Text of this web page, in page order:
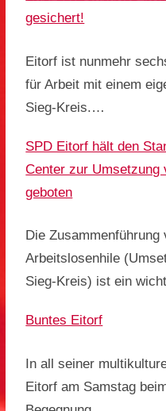
gesichert!
Eitorf ist nunmehr
für Arbeit mit einem
Sieg-Kreis.…
SPD Eitorf hält den
Center zur Umsetzung
geboten
Die Zusammenführung
Arbeitslosenhile
Sieg-Kreis) ist ein
Buntes Eitorf
In all seiner
Eitorf am Samstag